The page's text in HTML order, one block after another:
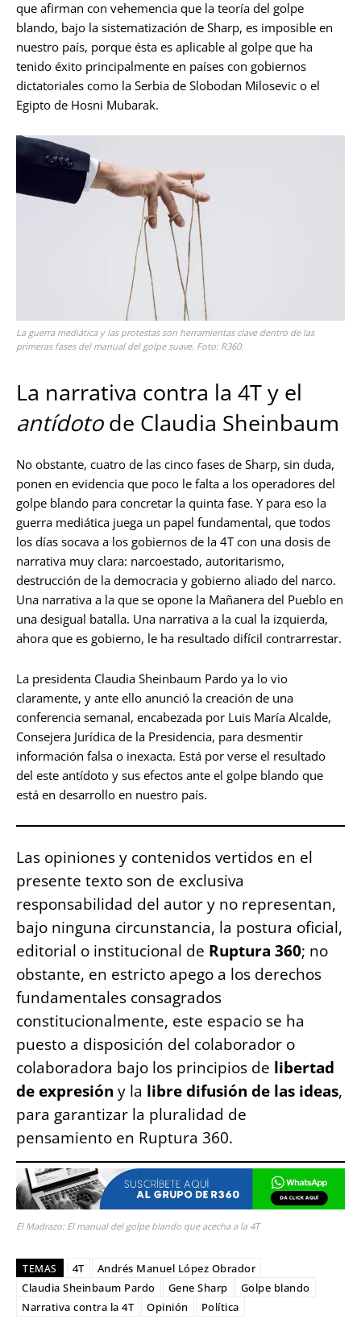
que afirman con vehemencia que la teoría del golpe
blando, bajo la sistematización de Sharp, es imposible en
nuestro país, porque ésta es aplicable al golpe que ha
tenido éxito principalmente en países con gobiernos
dictatoriales como la Serbia de Slobodan Milosevic o el
Egipto de Hosni Mubarak.
La guerra mediática y las protestas son herramientas clave dentro de las
primeras fases del manual del golpe suave. Foto: R360.
La narrativa contra la 4T y el
antídotode Claudia Sheinbaum
No obstante, cuatro de las cinco fases de Sharp, sin duda,
ponen en evidencia que poco le falta a los operadores del
golpe blando para concretar la quinta fase. Y para eso la
guerra mediática juega un papel fundamental, que todos
los días socava a los gobiernos de la 4T con una dosis de
narrativa muy clara: narcoestado, autoritarismo,
destrucción de la democracia y gobierno aliado del narco.
Una narrativa a la que se opone la Mañanera del Pueblo en
una desigual batalla. Una narrativa a la cual la izquierda,
ahora que es gobierno, le ha resultado difícil contrarrestar.
La presidenta Claudia Sheinbaum Pardo ya lo vio
claramente, y ante ello anunció la creación de una
conferencia semanal, encabezada por Luis María Alcalde,
Consejera Jurídica de la Presidencia, para desmentir
información falsa o inexacta. Está por verse el resultado
del este antídoto y sus efectos ante el golpe blando que
está en desarrollo en nuestro país.
Las opiniones y contenidos vertidos en el
presente texto son de exclusiva
responsabilidad del autor y no representan,
bajo ninguna circunstancia, la postura oficial,
editorial o institucional de Ruptura 360; no
obstante, en estricto apego a los derechos
fundamentales consagrados
constitucionalmente, este espacio se ha
puesto a disposición del colaborador o
colaboradora bajo los principios de libertad
de expresión y la libre difusión de las ideas,
para garantizar la pluralidad de
pensamiento en Ruptura 360.
El Madrazo: El manual del golpe blando que acecha a la 4T
TEMAS 4T
Andrés Manuel López Obrador
Claudia Sheinbaum Pardo
Gene Sharp
Golpe blando
Narrativa contra la 4T
Opinión Política